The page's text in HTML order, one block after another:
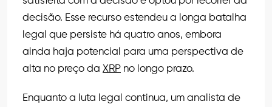
decisão. Esse recurso estendeu a longa batalha
legal que persiste há quatro anos, embora
ainda haja potencial para uma perspectiva de
alta no preço da XRP no longo prazo.
Enquanto a luta legal continua, um analista de